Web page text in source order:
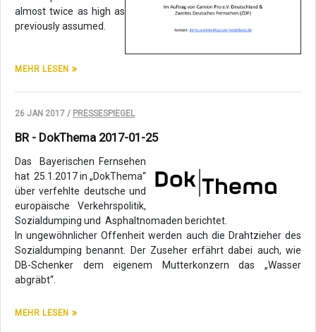
almost twice as high as
previously assumed.
MEHR LESEN
26 JAN 2017 / PRESSESPIEGEL
BR - DokThema 2017-01-25
Das Bayerischen Fernsehen
hat 25.1.2017 in „DokThema“
über verfehlte deutsche und
europäische Verkehrspolitik,
Sozialdumping und Asphaltnomaden berichtet.
In ungewöhnlicher Offenheit werden auch die Drahtzieher des
Sozialdumping benannt. Der Zuseher erfährt dabei auch, wie
DB-Schenker dem eigenem Mutterkonzern das „Wasser
abgräbt“.
MEHR LESEN